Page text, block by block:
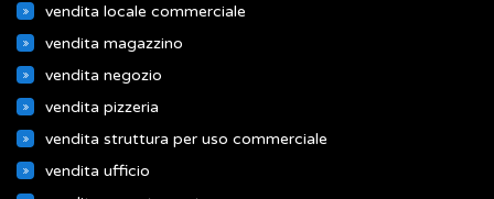
vendita locale commerciale
vendita magazzino
vendita negozio
vendita pizzeria
vendita struttura per uso commerciale
vendita ufficio